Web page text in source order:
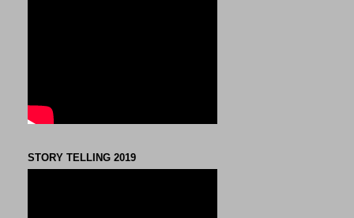
STORY TELLING 2019